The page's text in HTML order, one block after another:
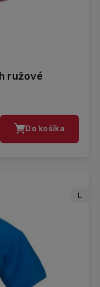
ružové
Do košíka
L